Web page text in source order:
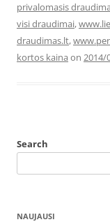
privalomasis
visi draudimai,
draudimas.lt,
kortos kaina on 2014/
Search
NAUJAUSI